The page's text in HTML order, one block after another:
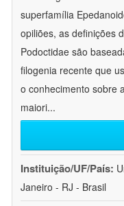
superfamília
opiliões, as definições
Podoctidae são
filogenia recente que
o conhecimento sobre
maiori...
Instituição/UF/País:
Janeiro - RJ - Brasil